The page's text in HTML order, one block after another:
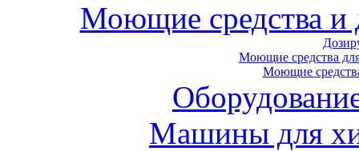
Моющие средства
Моющие средства
Моющие
Машины для